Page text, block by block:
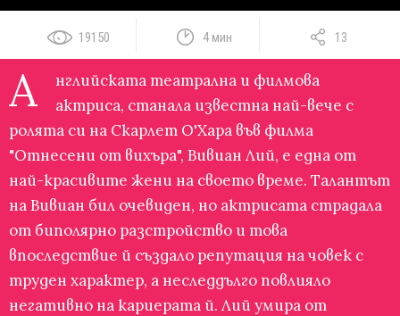
19150 4 мин 13
А
нглийската театрална и филмова
актриса, станала известна най-вече с
ролята си на Скарлет О'Хара във филма
"Отнесени от вихъра", Вивиан Лий, е една от
най-красивите жени на своето време. Талантът
на Вивиан бил очевиден, но актрисата страдала
от биполярно разстройство и това
впоследствие й създало репутация на човек с
труден характер, а неследдълго повлияло
негативно на кариерата й. Лий умира от